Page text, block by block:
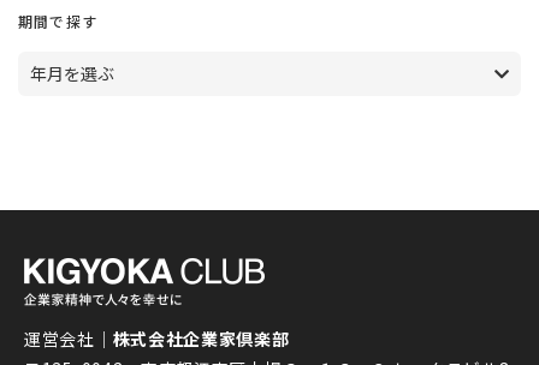
期間で探す
年月を選ぶ
運営会社｜ 株式会社企業家倶楽部